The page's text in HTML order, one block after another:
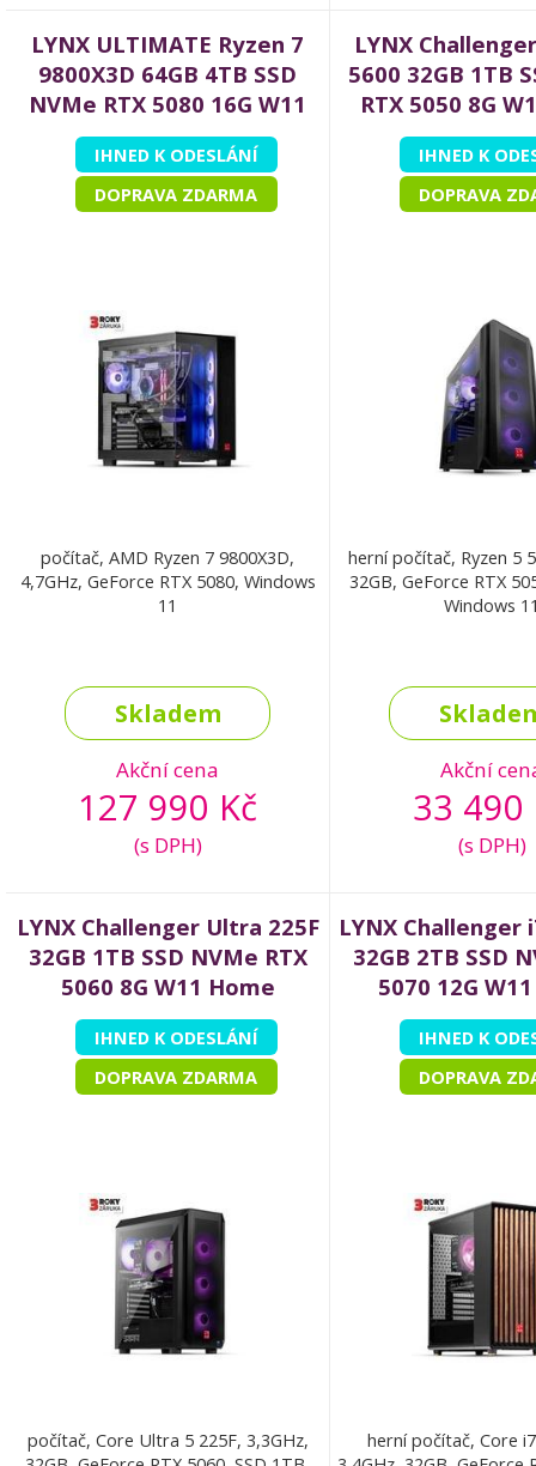
LYNX ULTIMATE Ryzen 7
9800X3D 64GB 4TB SSD
NVMe RTX 5080 16G W11
Home
IHNED K ODESLÁNÍ
DOPRAVA ZDARMA
počítač, AMD Ryzen 7 9800X3D,
4,7GHz, GeForce RTX 5080, Windows
11
Skladem
Akční cena
127 990 Kč
(s DPH)
LYNX
5600 32GB 1TB
RTX 5050 8G
IHNED K
DOPRAVA
herní počítač, Ryzen 5
32GB, GeForce RTX
Windows
Akční
33 490
(s DPH)
LYNX Challenger Ultra 225F
32GB 1TB SSD NVMe RTX
5060 8G W11 Home
IHNED K ODESLÁNÍ
DOPRAVA ZDARMA
počítač, Core Ultra 5 225F, 3,3GHz,
LYNX Challenger
32GB 2TB SSD
5070 12G
IHNED K
DOPRAVA
herní počítač, Core